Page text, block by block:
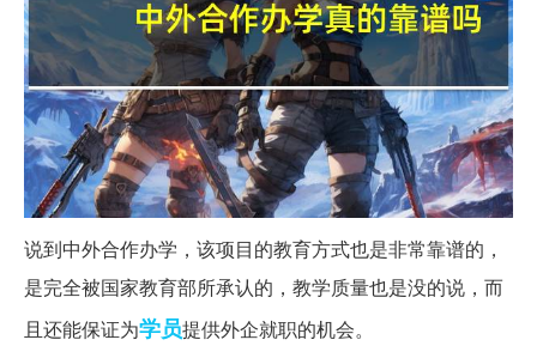
说到中外合作办学，该项目的教育方式也是非常靠谱的，
是完全被国家教育部所承认的，教学质量也是没的说，而
且还能保证为学员提供外企就职的机会。